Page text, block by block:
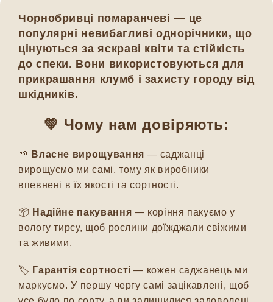
Чорнобривці помаранчеві — це
популярні невибагливі однорічники, що
цінуються за яскраві квіти та стійкість
до спеки. Вони використовуються для
прикрашання клумб і захисту городу від
шкідників.
💚 Чому нам довіряють:
🌱 Власне вирощування — саджанці
вирощуємо ми самі, тому як виробники
впевнені в їх якості та сортності.
📦 Надійне пакування — коріння пакуємо у
вологу тирсу, щоб рослини доїжджали свіжими
та живими.
🏷️ Гарантія сортності — кожен саджанець ми
маркуємо. У першу чергу самі зацікавлені, щоб